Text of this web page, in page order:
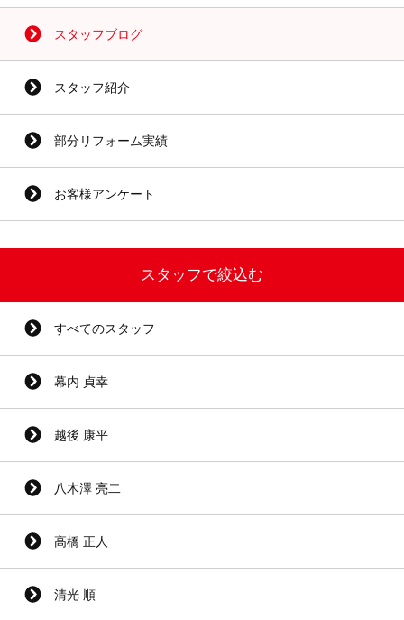
スタッフブログ
スタッフ紹介
部分リフォーム実績
お客様アンケート
スタッフで絞込む
すべてのスタッフ
幕内 貞幸
越後 康平
八木澤 亮二
高橋 正人
清光 順